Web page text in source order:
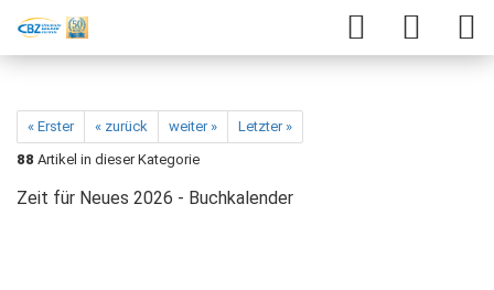
« Erster « zurück weiter »
Letzter »
88 Artikel in dieser Kategorie
Zeit für Neues 2026 - Buchkalender